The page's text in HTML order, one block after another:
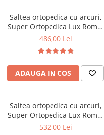
Saltea ortopedica cu arcuri,
Super Ortopedica Lux Roma,
70x190x23cm, fermitate tare,
vara-iarna, sistem aerisire
perimetral, Saltex
486,00 Lei
ADAUGA IN COS
Saltea ortopedica cu arcuri,
Super Ortopedica Lux Roma,
80x190x23cm, fermitate tare,
532,00 Lei